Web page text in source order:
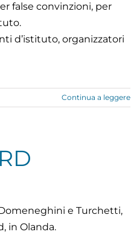
false convinzioni, per
d’istituto, organizzatori
Continua a leggere
Domeneghini e Turchetti,
in Olanda.